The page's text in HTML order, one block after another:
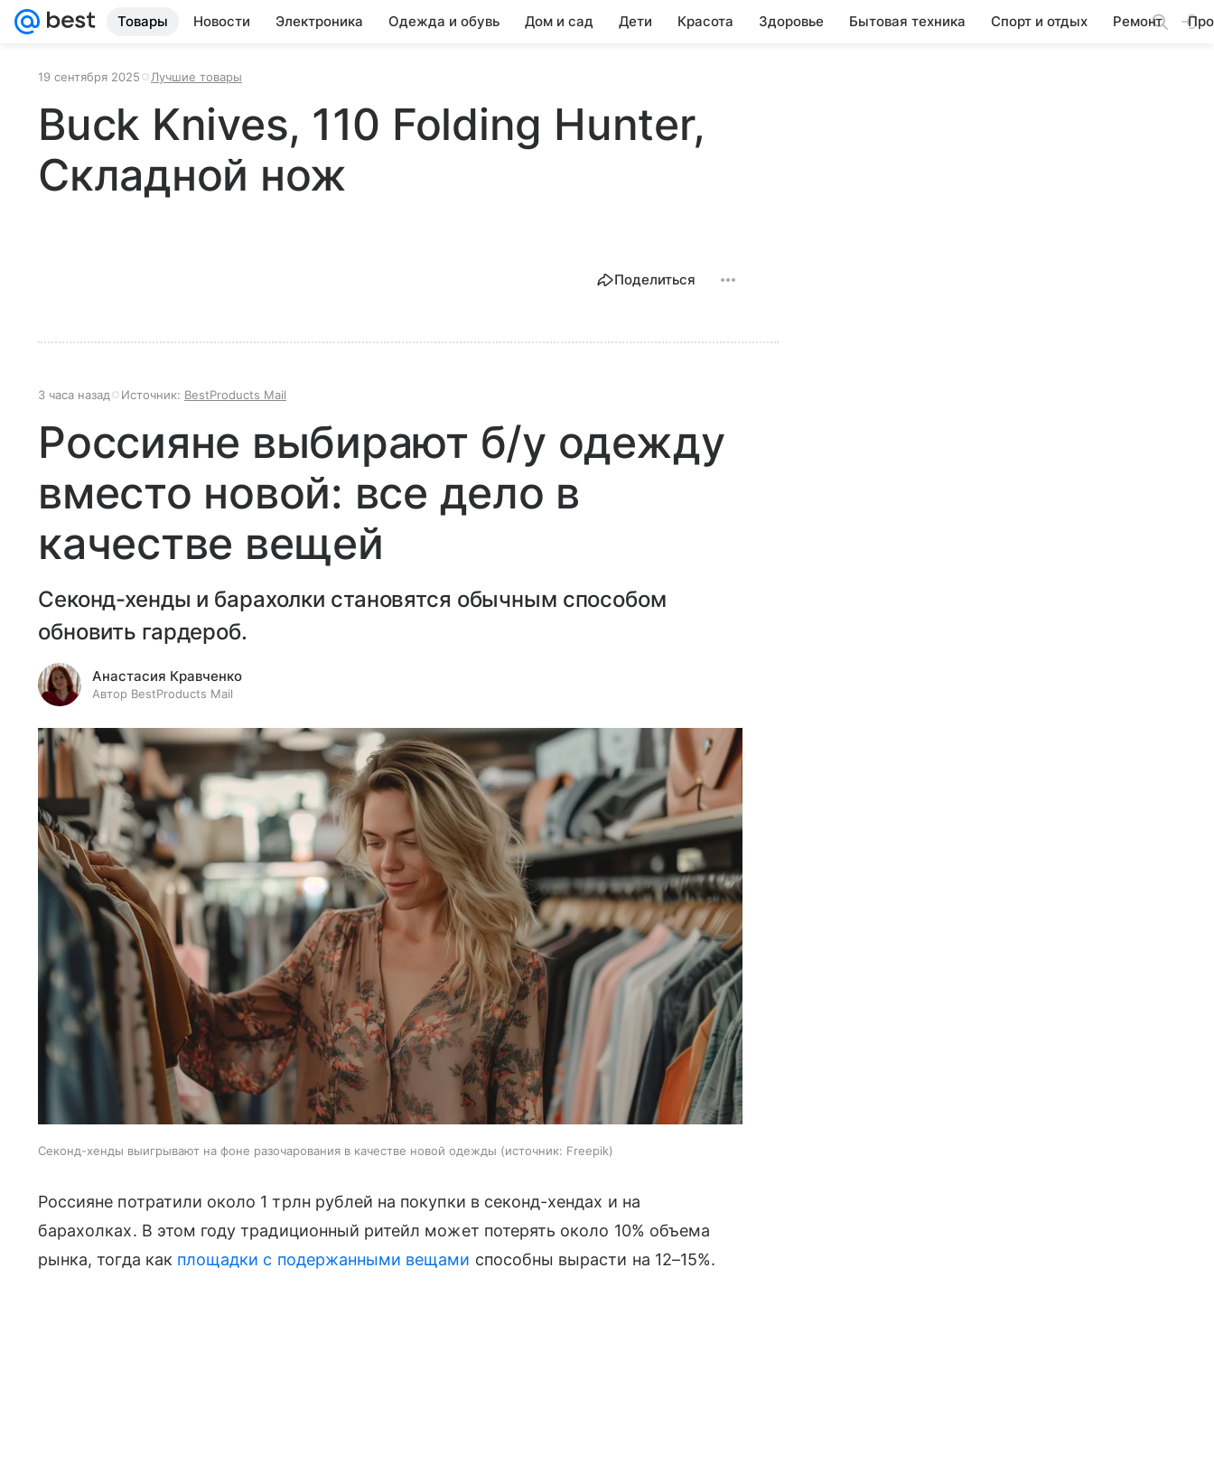
Товары Новости Электроника Одежда и обувь Дом и сад Дети Красота Здоровье Бытовая техника Спорт и отдых Ремонт
19 сентября 2025 Лучшие товары
Buck Knives, 110 Folding Hunter,
Складной нож
Поделиться
3 часа назад Источник: BestProducts Mail
Россияне выбирают б/у одежду
вместо новой: все дело в
качестве вещей
Секонд-хенды и барахолки становятся обычным способом
обновить гардероб.
Анастасия Кравченко
Автор BestProducts Mail
Секонд-хенды выигрывают на фоне разочарования в качестве новой одежды источник: Freepik
Россияне потратили около 1 трлн рублей на покупки в секонд-хендах и на
барахолках. В этом году традиционный ритейл может потерять около 10% объема
рынка, тогда как площадки с подержанными вещами способны вырасти на 12–15%.